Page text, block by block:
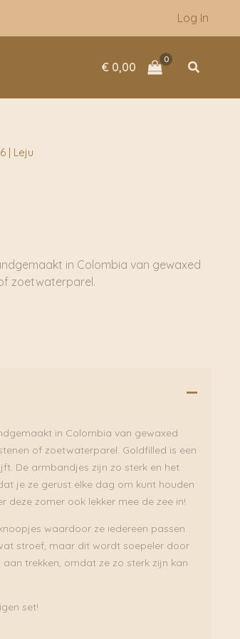
Log In
€ 0,00 Zoeken
| Leju
in Colombia van gewaxed
zoetwaterparel.
in Colombia van gewaxed
of zoetwaterparel. Goldfilled is een
De armbandjes zijn zo sterk en het
je ze gerust elke dag om kunt houden
deze zomer ook lekker mee de zee in!
waardoor ze iedereen passen.
stroef, maar dit wordt soepeler door
trekken, omdat ze zo sterk zijn kan
set!